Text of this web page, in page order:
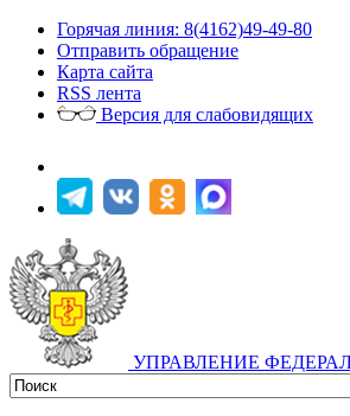
Горячая линия: 8(4162)49-49-80
Отправить обращение
Карта сайта
RSS лента
Версия для слабовидящих
УПРАВЛЕНИЕ